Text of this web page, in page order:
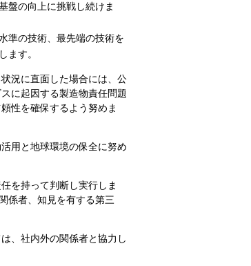
盤の向上に挑戦し続けま
準の技術、最先端の技術を
します。
況に直面した場合には、公
に起因する製造物責任問題
性を確保するよう努めま
用と地球環境の保全に努め
を持って判断し実行しま
係者、知見を有する第三
、社内外の関係者と協力し